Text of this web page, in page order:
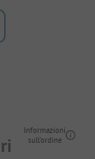
Informazioni
sull'ordine